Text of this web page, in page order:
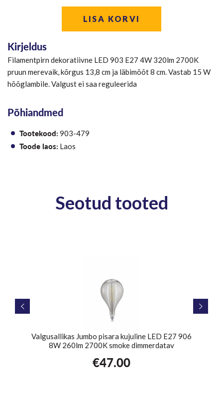
Kirjeldus
Filamentpirn dekoratiivne LED 903 E27 4W 320lm 2700K
pruun merevaik, kõrgus 13,8 cm ja läbimõõt 8 cm. Vastab 15 W
hõõglambile. Valgust ei saa reguleerida
Põhiandmed
Tootekood: 903-479
Toode laos: Laos
LISA KORVI
Seotud tooted
Valgusallikas Jumbo pisara kujuline LED E27 906
8W 260lm 2700K smoke dimmerdatav
€47.00